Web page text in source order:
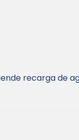
recarga de